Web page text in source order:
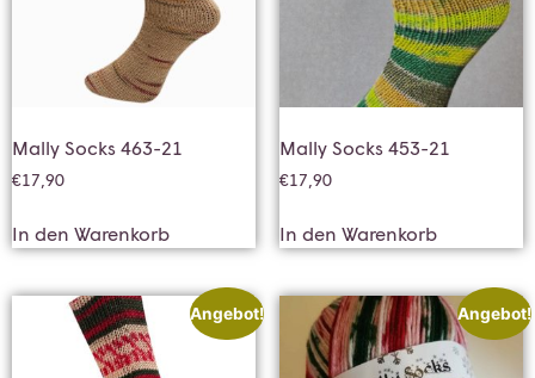
Mally Socks 463-21
€17,90
In den Warenkorb
Mally Socks 453-21
€17,90
In den Warenkorb
Angebot! Angebot!